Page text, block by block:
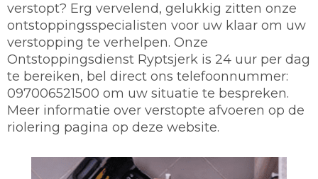
verstopt? Erg vervelend, gelukkig zitten onze
ontstoppingsspecialisten voor uw klaar om uw
verstopping te verhelpen. Onze
Ontstoppingsdienst Ryptsjerk is 24 uur per dag
te bereiken, bel direct ons telefoonnummer:
097006521500 om uw situatie te bespreken.
Meer informatie over verstopte afvoeren op de
riolering pagina op deze website.